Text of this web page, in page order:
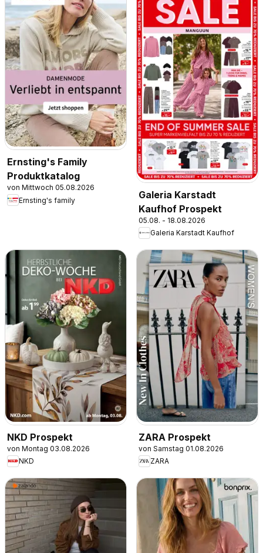
Ernsting's Family
Produktkatalog
von Mittwoch 05.08.2026
Ernsting's family
Galeria Karstadt
Kaufhof Prospekt
05.08. - 18.08.2026
Galeria Karstadt Kaufhof
NKD Prospekt
von Montag 03.08.2026
NKD
ZARA Prospekt
von Samstag 01.08.2026
ZARA